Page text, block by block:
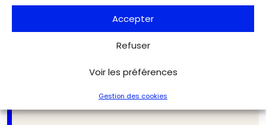
Accepter
Refuser
Voir les préférences
Gestion des cookies
Grand Palais / Jean-Gilles Berizzi